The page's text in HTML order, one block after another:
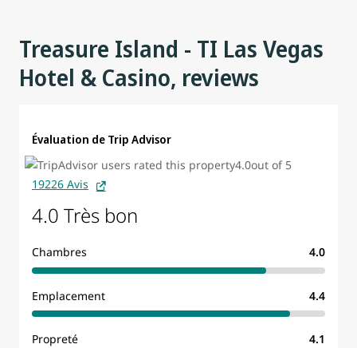
Treasure Island - TI Las Vegas
Hotel & Casino, reviews
Évaluation de Trip Advisor
19226 Avis
4.0 Très bon
Chambres 4.0
Emplacement 4.4
Propreté 4.1